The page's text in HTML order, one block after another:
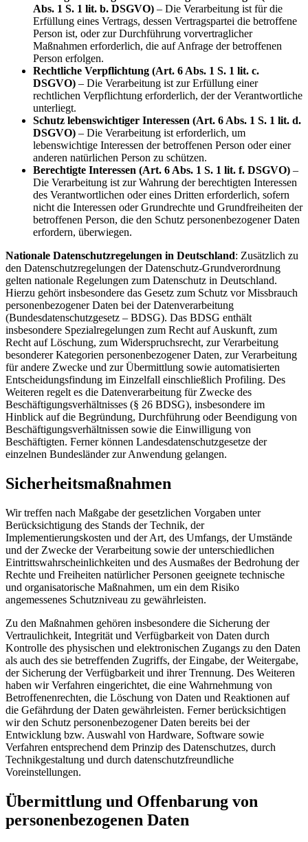
Abs. 1 S. 1 lit. b. DSGVO) – Die Verarbeitung ist für die
Erfüllung eines Vertrags, dessen Vertragspartei die betroffene
Person ist, oder zur Durchführung vorvertraglicher
Maßnahmen erforderlich, die auf Anfrage der betroffenen
Person erfolgen.
Rechtliche Verpflichtung (Art. 6 Abs. 1 S. 1 lit. c.
DSGVO) – Die Verarbeitung ist zur Erfüllung einer
rechtlichen Verpflichtung erforderlich, der der Verantwortliche
unterliegt.
Schutz lebenswichtiger Interessen (Art. 6 Abs. 1 S. 1 lit. d.
DSGVO) – Die Verarbeitung ist erforderlich, um
lebenswichtige Interessen der betroffenen Person oder einer
anderen natürlichen Person zu schützen.
Berechtigte Interessen (Art. 6 Abs. 1 S. 1 lit. f. DSGVO) –
Die Verarbeitung ist zur Wahrung der berechtigten Interessen
des Verantwortlichen oder eines Dritten erforderlich, sofern
nicht die Interessen oder Grundrechte und Grundfreiheiten der
betroffenen Person, die den Schutz personenbezogener Daten
erfordern, überwiegen.
Nationale Datenschutzregelungen in Deutschland: Zusätzlich zu
den Datenschutzregelungen der Datenschutz-Grundverordnung
gelten nationale Regelungen zum Datenschutz in Deutschland.
Hierzu gehört insbesondere das Gesetz zum Schutz vor Missbrauch
personenbezogener Daten bei der Datenverarbeitung
(Bundesdatenschutzgesetz – BDSG). Das BDSG enthält
insbesondere Spezialregelungen zum Recht auf Auskunft, zum
Recht auf Löschung, zum Widerspruchsrecht, zur Verarbeitung
besonderer Kategorien personenbezogener Daten, zur Verarbeitung
für andere Zwecke und zur Übermittlung sowie automatisierten
Entscheidungsfindung im Einzelfall einschließlich Profiling. Des
Weiteren regelt es die Datenverarbeitung für Zwecke des
Beschäftigungsverhältnisses (§ 26 BDSG), insbesondere im
Hinblick auf die Begründung, Durchführung oder Beendigung von
Beschäftigungsverhältnissen sowie die Einwilligung von
Beschäftigten. Ferner können Landesdatenschutzgesetze der
einzelnen Bundesländer zur Anwendung gelangen.
Sicherheitsmaßnahmen
Wir treffen nach Maßgabe der gesetzlichen Vorgaben unter
Berücksichtigung des Stands der Technik, der
Implementierungskosten und der Art, des Umfangs, der Umstände
und der Zwecke der Verarbeitung sowie der unterschiedlichen
Eintrittswahrscheinlichkeiten und des Ausmaßes der Bedrohung der
Rechte und Freiheiten natürlicher Personen geeignete technische
und organisatorische Maßnahmen, um ein dem Risiko
angemessenes Schutzniveau zu gewährleisten.
Zu den Maßnahmen gehören insbesondere die Sicherung der
Vertraulichkeit, Integrität und Verfügbarkeit von Daten durch
Kontrolle des physischen und elektronischen Zugangs zu den Daten
als auch des sie betreffenden Zugriffs, der Eingabe, der Weitergabe,
der Sicherung der Verfügbarkeit und ihrer Trennung. Des Weiteren
haben wir Verfahren eingerichtet, die eine Wahrnehmung von
Betroffenenrechten, die Löschung von Daten und Reaktionen auf
die Gefährdung der Daten gewährleisten. Ferner berücksichtigen
wir den Schutz personenbezogener Daten bereits bei der
Entwicklung bzw. Auswahl von Hardware, Software sowie
Verfahren entsprechend dem Prinzip des Datenschutzes, durch
Technikgestaltung und durch datenschutzfreundliche
Voreinstellungen.
Übermittlung und Offenbarung von
personenbezogenen Daten